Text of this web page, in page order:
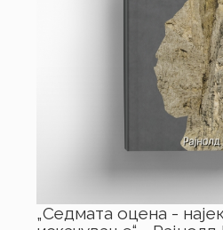
„Седмата оцена -